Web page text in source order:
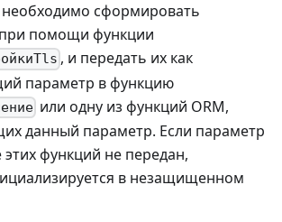
сформировать
при помощи функции
, и передать их как
параметр в функцию
или одну из функций ORM,
данный параметр. Если параметр
этих функций не передан,
в незащищенном